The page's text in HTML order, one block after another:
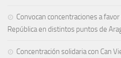
Convocan concentraciones a
República en distintos puntos de
Concentración solidaria con Can